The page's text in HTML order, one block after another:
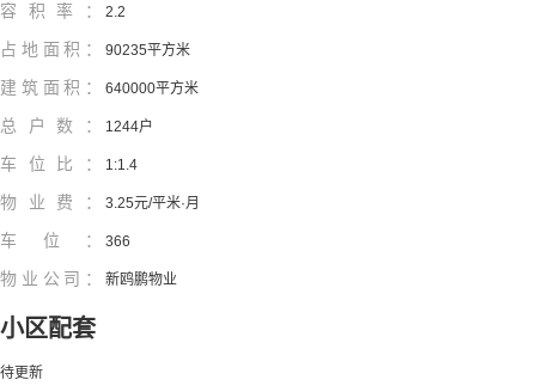
容积率： 2.2
占地面积： 90235平方米
建筑面积： 640000平方米
总户数： 1244户
车位比： 1:1.4
物业费： 3.25元/平米·月
车位： 366
物业公司： 新鸥鹏物业
小区配套
待更新